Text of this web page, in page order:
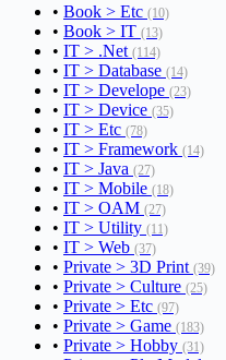
• Book > Etc (10)
• Book > IT (13)
• IT > .Net (114)
• IT > Database (14)
• IT > Develope (23)
• IT > Device (35)
• IT > Etc (78)
• IT > Framework (14)
• IT > Java (27)
• IT > Mobile (18)
• IT > OAM (27)
• IT > Utility (11)
• IT > Web (37)
• Private > 3D Print (39)
• Private > Culture (25)
• Private > Etc (97)
• Private > Game (183)
• Private > Hobby (31)